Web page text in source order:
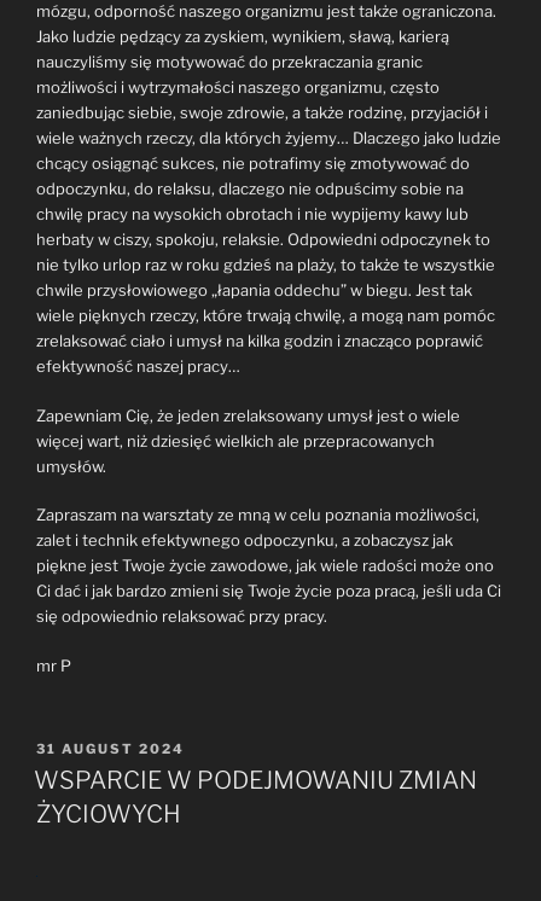
mózgu, odporność naszego organizmu jest także ograniczona.
Jako ludzie pędzący za zyskiem, wynikiem, sławą, karierą
nauczyliśmy się motywować do przekraczania granic
możliwości i wytrzymałości naszego organizmu, często
zaniedbując siebie, swoje zdrowie, a także rodzinę, przyjaciół i
wiele ważnych rzeczy, dla których żyjemy… Dlaczego jako ludzie
chcący osiągnąć sukces, nie potrafimy się zmotywować do
odpoczynku, do relaksu, dlaczego nie odpuścimy sobie na
chwilę pracy na wysokich obrotach i nie wypijemy kawy lub
herbaty w ciszy, spokoju, relaksie. Odpowiedni odpoczynek to
nie tylko urlop raz w roku gdzieś na plaży, to także te wszystkie
chwile przysłowiowego „łapania oddechu” w biegu. Jest tak
wiele pięknych rzeczy, które trwają chwilę, a mogą nam pomóc
zrelaksować ciało i umysł na kilka godzin i znacząco poprawić
efektywność naszej pracy…
Zapewniam Cię, że jeden zrelaksowany umysł jest o wiele
więcej wart, niż dziesięć wielkich ale przepracowanych
umysłów.
Zapraszam na warsztaty ze mną w celu poznania możliwości,
zalet i technik efektywnego odpoczynku, a zobaczysz jak
piękne jest Twoje życie zawodowe, jak wiele radości może ono
Ci dać i jak bardzo zmieni się Twoje życie poza pracą, jeśli uda Ci
się odpowiednio relaksować przy pracy.
mr P
POSTED
ON
31 AUGUST 2024
WSPARCIE W PODEJMOWANIU ZMIAN
ŻYCIOWYCH